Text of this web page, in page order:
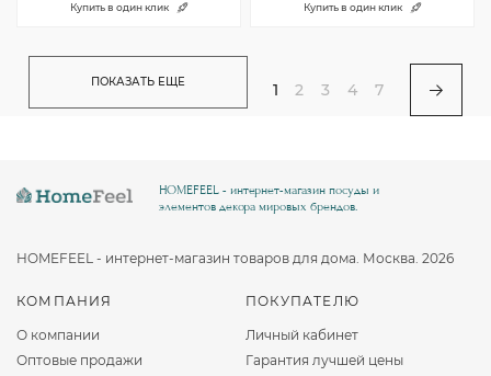
Купить в один клик
Купить в один клик
ПОКАЗАТЬ ЕЩЕ 1 2 3 4 7
КОМПАНИЯ
О компании
Оптовые продажи
ПОКУПАТЕЛЮ
Личный кабинет
Гарантия лучшей цены
HOMEFEEL - интернет-магазин посуды и
элементов декора мировых брендов.
HOMEFEEL - интернет-магазин товаров для дома. Москва. 2026